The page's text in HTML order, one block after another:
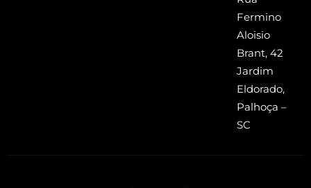
Fermino
Aloisio
Brant, 42
Jardim
Eldorado,
Palhoça –
SC